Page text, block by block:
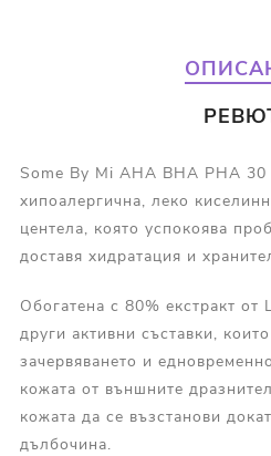
Some By Mi AHA BHA PHA 30
хипоалергична, леко
центела, която успокоява
доставя хидратация и
Обогатена с 80% екстракт от
други активни съставки,
зачервяването и
кожата от външните
кожата да се възстанови
дълбочина.